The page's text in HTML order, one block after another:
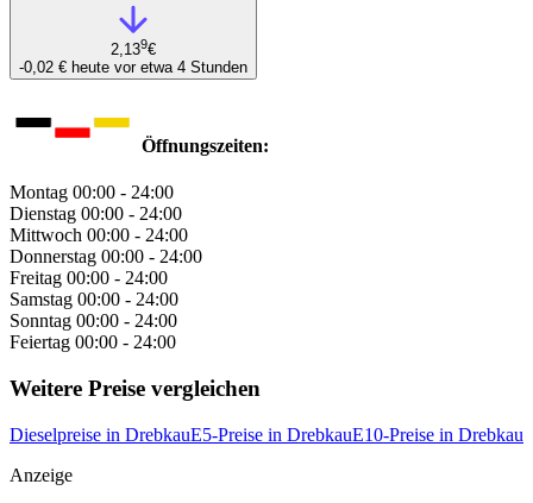
2,139€
-0,02 € heute vor etwa 4 Stunden
Öffnungszeiten:
Montag 00:00 - 24:00
Dienstag 00:00 - 24:00
Mittwoch 00:00 - 24:00
Donnerstag 00:00 - 24:00
Freitag 00:00 - 24:00
Samstag 00:00 - 24:00
Sonntag 00:00 - 24:00
Feiertag 00:00 - 24:00
Weitere Preise vergleichen
Dieselpreise in DrebkauE5-Preise in DrebkauE10-Preise in Drebkau
Anzeige